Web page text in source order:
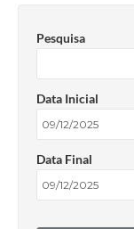
Pesquisa
Data Inicial
Data Final